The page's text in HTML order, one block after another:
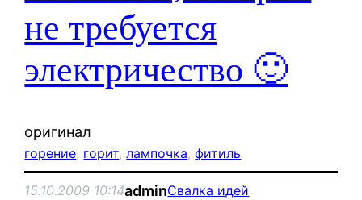
не требуется
электричество 🙂
оригинал
горение, горит, лампочка, фитиль
15.10.2009 10:14adminСвалка идей